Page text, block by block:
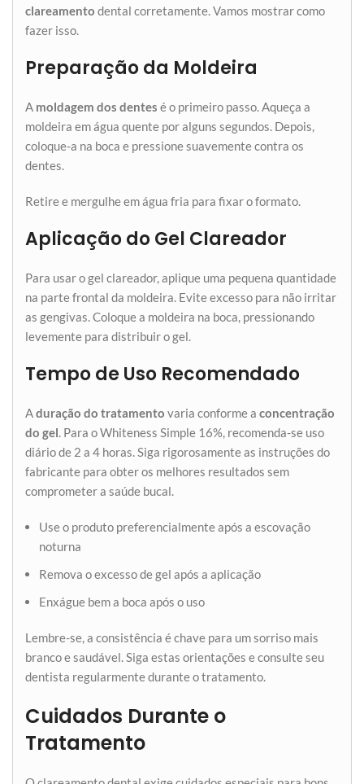
clareamento dental corretamente. Vamos mostrar como
fazer isso.
Preparação da Moldeira
A moldagem dos dentes é o primeiro passo. Aqueça a
moldeira em água quente por alguns segundos. Depois,
coloque-a na boca e pressione suavemente contra os
dentes.
Retire e mergulhe em água fria para fixar o formato.
Aplicação do Gel Clareador
Para usar o gel clareador, aplique uma pequena quantidade
na parte frontal da moldeira. Evite excesso para não irritar
as gengivas. Coloque a moldeira na boca, pressionando
levemente para distribuir o gel.
Tempo de Uso Recomendado
Aduração do tratamento varia conforme a concentração
do gel. Para o Whiteness Simple 16%, recomenda-se uso
diário de 2 a 4 horas. Siga rigorosamente as instruções do
fabricante para obter os melhores resultados sem
comprometer a saúde bucal.
Use o produto preferencialmente após a escovação
noturna
Remova o excesso de gel após a aplicação
Enxágue bem a boca após o uso
Lembre-se, a consistência é chave para um sorriso mais
branco e saudável. Siga estas orientações e consulte seu
dentista regularmente durante o tratamento.
Cuidados Durante o
Tratamento